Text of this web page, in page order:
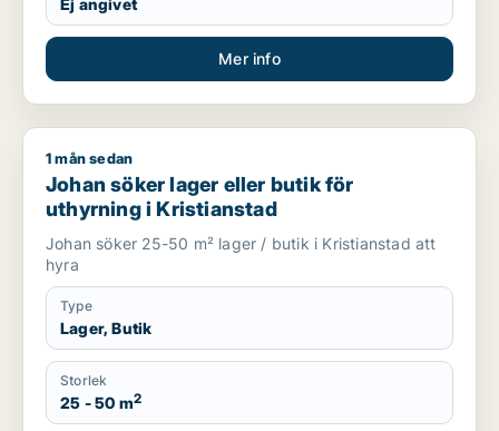
Ej angivet
Mer info
Johan söker lager eller butik för uthyrning i Kristianstad
1 mån sedan
Johan söker lager eller butik för
uthyrning i Kristianstad
Johan söker 25-50 m² lager / butik i Kristianstad att
hyra
Type
Lager, Butik
Storlek
25 - 50 m2